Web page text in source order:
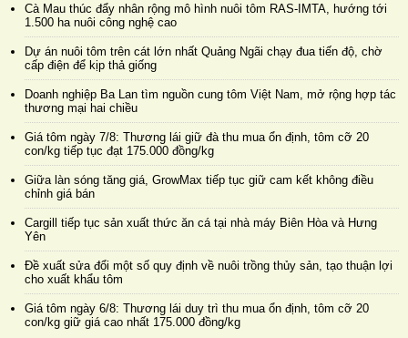
Cà Mau thúc đẩy nhân rộng mô hình nuôi tôm RAS-IMTA, hướng tới
1.500 ha nuôi công nghệ cao
Dự án nuôi tôm trên cát lớn nhất Quảng Ngãi chạy đua tiến độ, chờ
cấp điện để kịp thả giống
Doanh nghiệp Ba Lan tìm nguồn cung tôm Việt Nam, mở rộng hợp tác
thương mại hai chiều
Giá tôm ngày 7/8: Thương lái giữ đà thu mua ổn định, tôm cỡ 20
con/kg tiếp tục đạt 175.000 đồng/kg
Giữa làn sóng tăng giá, GrowMax tiếp tục giữ cam kết không điều
chỉnh giá bán
Cargill tiếp tục sản xuất thức ăn cá tại nhà máy Biên Hòa và Hưng
Yên
Đề xuất sửa đổi một số quy định về nuôi trồng thủy sản, tạo thuận lợi
cho xuất khẩu tôm
Giá tôm ngày 6/8: Thương lái duy trì thu mua ổn định, tôm cỡ 20
con/kg giữ giá cao nhất 175.000 đồng/kg